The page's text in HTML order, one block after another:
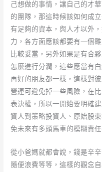
己想做的事情，讓自己的才
的團隊，那這時候該如何成
有足夠的資本，與人才以外
力，各方面應該都要有一個
比較妥當，另外如果是有合
怎麼進行分潤，這些應當有
再好的朋友都一樣，這樣對
營運可避免掉一些風險，在
表決權，所以一開始要明確
資人到策略投資人、原始股
免未來有多頭馬車的模糊責任
從小爸媽就都會說，錢是辛
隨便浪費等等，這樣的觀念